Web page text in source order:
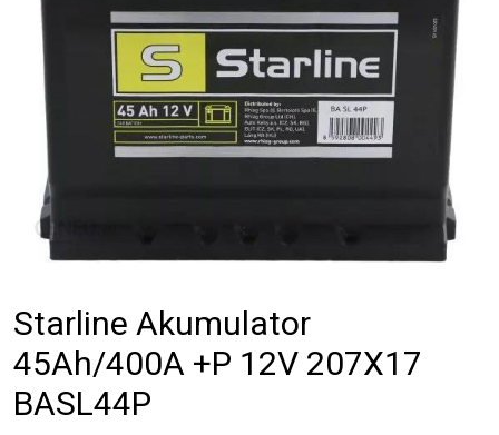
Starline Akumulator
45Ah/400A +P 12V 207X17
BASL44P